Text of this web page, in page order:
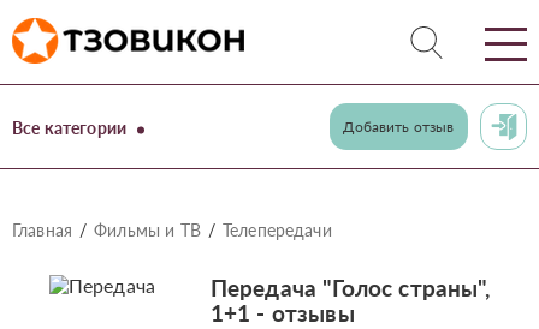
Все категории Добавить отзыв
Главная Фильмы и ТВ Телепередачи
Передача "Голос страны",
1+1 - отзывы